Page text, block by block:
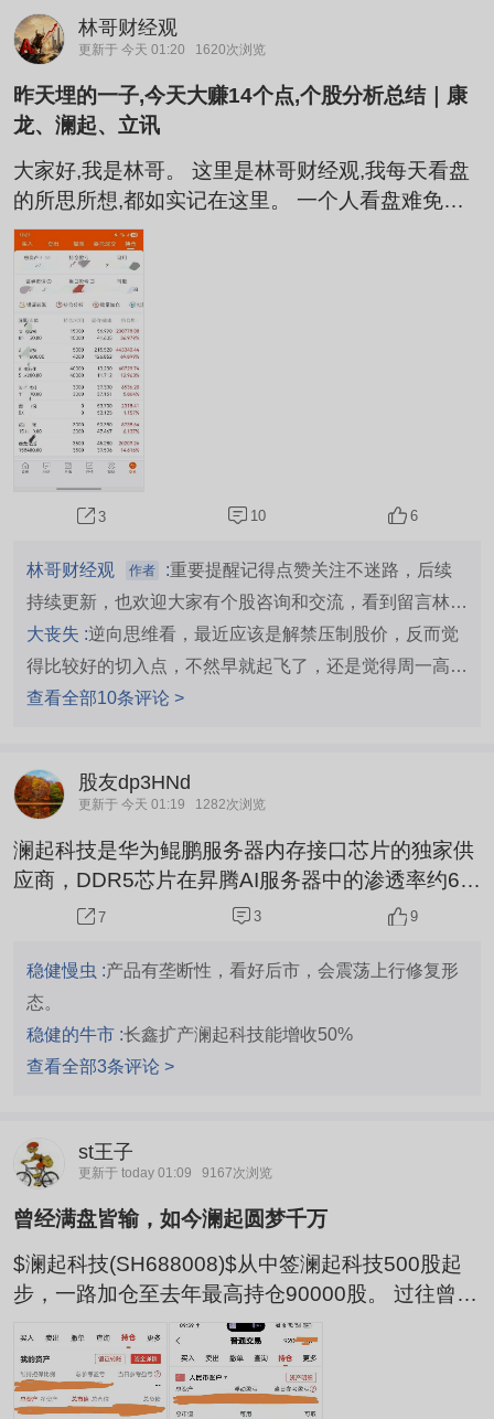
林哥财经观
更新于 今天 01:20 1620次浏览
昨天埋的一子,今天大赚14个点,个股分析总结｜康
龙、澜起、立讯
大家好,我是林哥。 这里是林哥财经观,我每天看盘
的所思所想,都如实记在这里。 一个人看盘难免有
疏漏,点个关注,咱们一起慢慢观察这个市场。 (以下
都是个人观察记录和走势讨论,仅供参考)
—————————— 今天是个普涨的好日子。上
证涨了一个多点,科创50更是涨了两个半点,半导体
这波反弹继续往上走,量能也还在。一周下来,市场
从周一的血洗,到周中的放量反攻,再到今天的普涨,
算是把前面那个大坑慢慢往回填...
3 10 6
林哥财经观 作者 :重要提醒记得点赞关注不迷路，后续
持续更新，也欢迎大家有个股咨询和交流，看到留言林哥
都会回复
大丧失 :逆向思维看，最近应该是解禁压制股价，反而觉
得比较好的切入点，不然早就起飞了，还是觉得周一高开
高走
查看全部10条评论 >
股友dp3HNd
更新于 今天 01:19 1282次浏览
澜起科技是华为鲲鹏服务器内存接口芯片的独家供
应商，DDR5芯片在昇腾AI服务器中的渗透率约6
5%。同时提供PCleRetimer芯片解决高速信号传输
为通过旗下哈勃科技创业投资有限公司持有澜起科
技股份，属于战略投资关系，但没有收购澜起科
技。来自华为生态的收入占澜起科技总营收比例约
30%-35%。
7 3 9
稳健慢虫 :产品有垄断性，看好后市，会震荡上行修复形
态。
稳健的牛市 :长鑫扩产澜起科技能增收50%
查看全部3条评论 >
st王子
更新于 today 01:09 9167次浏览
曾经满盘皆输，如今澜起圆梦千万
$澜起科技(SH688008)$从中签澜起科技500股起
步，一路加仓至去年最高持仓90000股。 过往曾在
多只个股上大亏：华信国际亏损170多万（退
市）、吉恩镍业（退市）亏60多万、国民技术亏50
多万、辉丰股份（st)亏65多万。 如今仅凭一只澜
起科技，已盈利近900万，目标冲刺赚够1000万。